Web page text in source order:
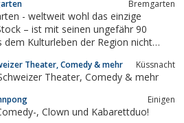
Bremgarten
- weltweit wohl das einzige
– ist mit seinen ungefähr 90
dem Kulturleben der Region nicht
Theater, Comedy & mehr Küssnacht
Theater Duo Fischbach › Schweizer Theater, Comedy & mehr
Einigen
Das Duo Spinnpong, ein Comedy-, Clown und Kabarettduo!